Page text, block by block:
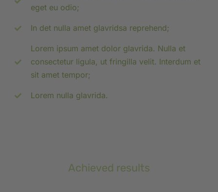
eget eu odio;
In det nulla amet glavridsa reprehend;
Lorem ipsum amet dolor glavrida. Nulla et
consectetur ligula, ut fringilla velit. Interdum et
sit amet tempor;
Lorem nulla glavrida.
Achieved results